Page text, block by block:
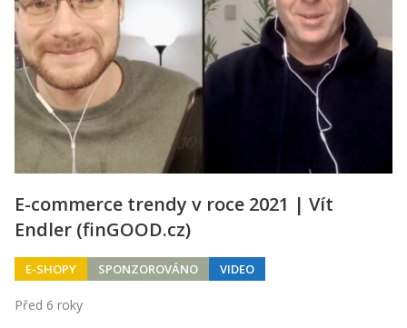
E-commerce trendy v roce 2021 | Vít
Endler (finGOOD.cz)
E-SHOPY SPONZOROVÁNO VIDEO
Před 6 roky